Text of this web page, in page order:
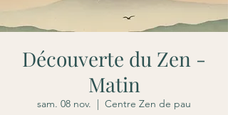
Découverte du Zen -
Matin
sam. 08 nov.
  |
Centre Zen de pau